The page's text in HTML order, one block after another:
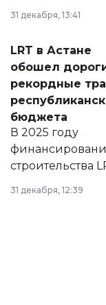
города на 2026–
2028 годы.
документ
появился в базе
нормативных
правовых актов
на сайте
города.
31 декабря, 13:41
LRT в Астане
обошел
рекордные
бюджета
В 2025 году
строительства
в Астане из
31 декабря, 12:39